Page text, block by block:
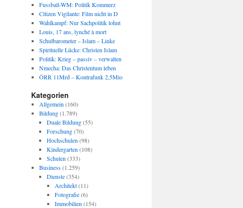
Fussball-WM: Politik Kommerz
Citizen Vigilante: Film nicht in D
Wahlkampf: Nur Sachpolitik lohnt
Louis, 17 ans, lynché à mort
Schulbarometer – Islam – Linke
Spirituelle Lücke: Christen Islam
Politik: Krieg – passiv – verwalten
Nmecha: Das Christentum leben
ÖRR 11Mrd – Kontrafunk 2,5Mio
Kategorien
Allgemein (160)
Bildung(1.789)
Duale Bildung(55)
Forschung(70)
Hochschulen (98)
Kindergarten (108)
Schulen (333)
Business(1.259)
Dienste(354)
Architekt(11)
Fotografie(6)
Immobilien (154)